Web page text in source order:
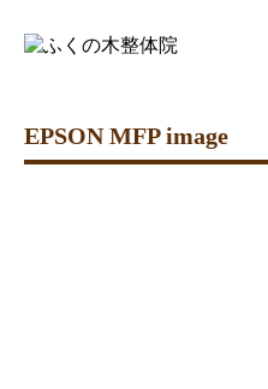
EPSON MFP image